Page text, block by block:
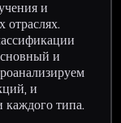
и
отраслях.
и
и
типа.